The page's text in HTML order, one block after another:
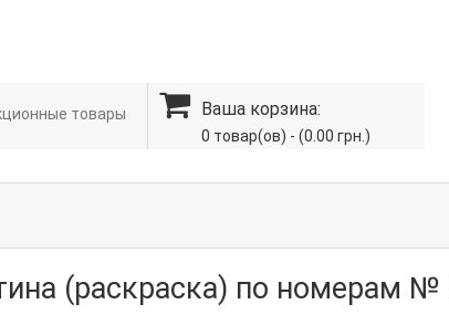
товары Ваша корзина:
0 товар(ов) - (0.00 грн.)
(раскраска) по номерам №